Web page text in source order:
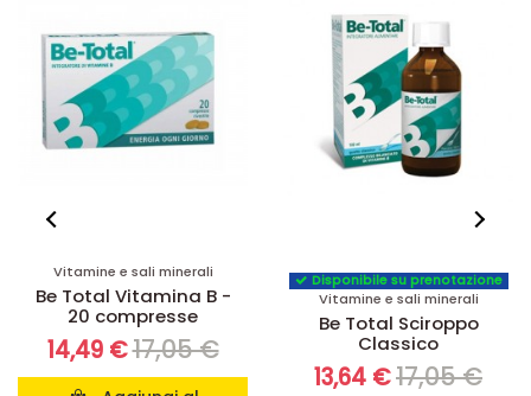
Disponibile su prenotazione
Vitamine e sali minerali
Be Total Sciroppo
Classico
13,64 €17,05 €
Vitamine e sali minerali
Alimento B Solgar - 50
compresse
26,55 €32,78 €